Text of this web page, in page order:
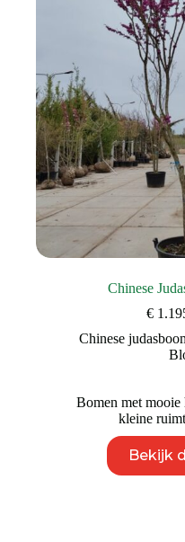
Chinese
€
Chinese
Bomen met mooie
kleine
Bekijk